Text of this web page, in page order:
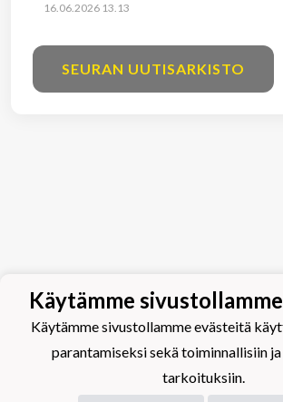
16.06.2026 13.13
SEURAN UUTISARKISTO
Käytämme
Käytämme sivustollamme evästeitä
parantamiseksi sekä toiminnallisiin
tarkoituksiin.